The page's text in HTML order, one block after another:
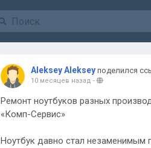
Aleksey Aleksey поделился
10 месяцев назад -
Ремонт ноутбуков разных
«Комп-Сервис»
Ноутбук давно стал незаменимым